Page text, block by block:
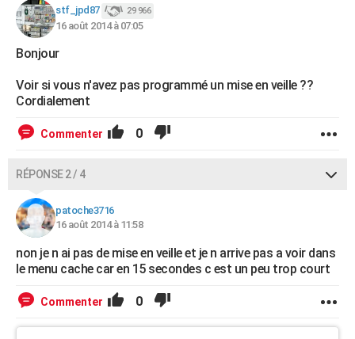
Destinations
City break
Voyage nature
Voyage de noces
Forum
Climat
+PHOTO
GUIDES D'ACHAT
BONS PLANS
Carte de Noël
Carte Bonne année
Carte Saint-Valentin
Carte Pâques
Carte d'anniversaire
Dictionnaire
Biographies
Citations
Expressions
Proverbes
PROGRAMME TV
COPAINS D'AVANT
S'inscrire
Se connecter
Lycées
Collèges
Primaires
Universités
Entreprises
Service militaire
Avis de recherche
FORUM
Bricolage
Lifestyle
Culture
Sport
Auto
Television
Voyage
Cinema
stf_jpd87 29 966
16 août 2014 à 07:05
Bonjour
Voir si vous n'avez pas programmé un mise en veille ??
Cordialement
Commenter 0
RÉPONSE 2 / 4
patoche3716
16 août 2014 à 11:58
non je n ai pas de mise en veille et je n arrive pas a voir dans
le menu cache car en 15 secondes c est un peu trop court
Commenter 0